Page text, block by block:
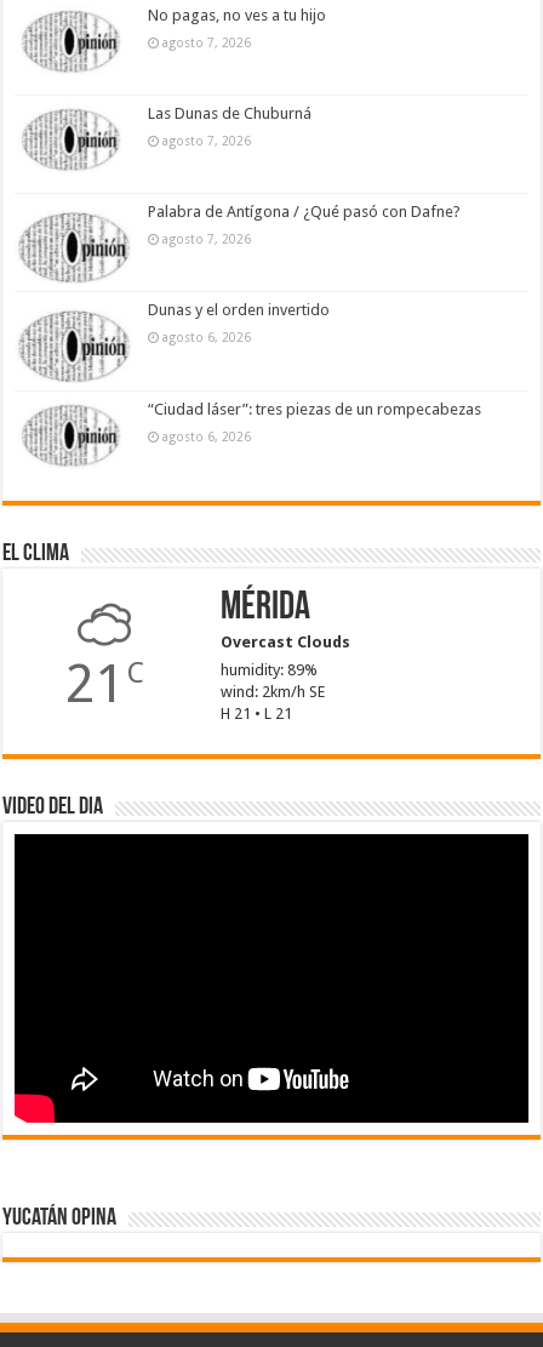
No pagas, no ves a tu hijo
agosto 7, 2026
Las Dunas de Chuburná
agosto 7, 2026
Palabra de Antígona / ¿Qué pasó con Dafne?
agosto 7, 2026
Dunas y el orden invertido
agosto 6, 2026
“Ciudad láser”: tres piezas de un rompecabezas
agosto 6, 2026
El Clima
21 C
Mérida
Overcast Clouds
humidity: 89%
wind: 2km/h SE
H 21 • L 21
Video del dia
Yucatán Opina